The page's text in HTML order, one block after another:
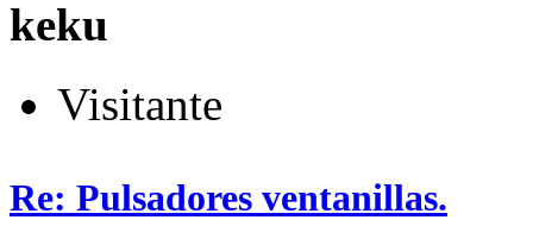
keku
Visitante
Re: Pulsadores ventanillas.